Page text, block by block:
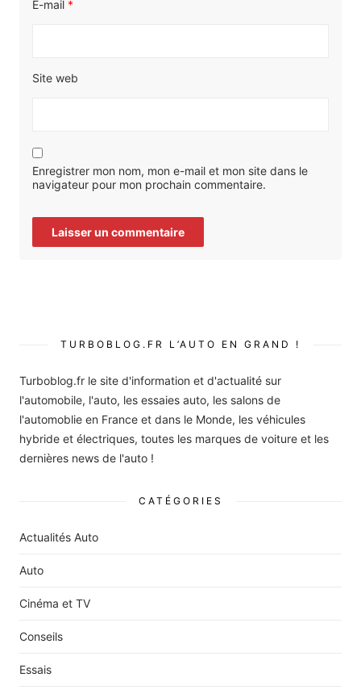
E-mail *
Site web
Enregistrer mon nom, mon e-mail et mon site dans le
navigateur pour mon prochain commentaire.
TURBOBLOG.FR L’AUTO EN GRAND !
Turboblog.fr le site d'information et d'actualité sur
l'automobile, l'auto, les essaies auto, les salons de
l'automoblie en France et dans le Monde, les véhicules
hybride et électriques, toutes les marques de voiture et les
dernières news de l'auto !
CATÉGORIES
Actualités Auto
Auto
Cinéma et TV
Conseils
Essais